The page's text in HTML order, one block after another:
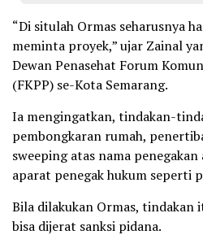
“Di situlah Ormas seharusnya
meminta proyek,” ujar Zainal
Dewan Penasehat Forum
(FKPP) se-Kota Semarang.
Ia mengingatkan, tindakan-
pembongkaran rumah,
sweeping atas nama
aparat penegak hukum seperti
Bila dilakukan Ormas, tindakan
bisa dijerat sanksi pidana.